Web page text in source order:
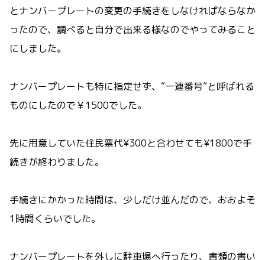
とナンバープレートの変更の手続きをしなければならなか
ったので、調べると自分で出来る様なのでやってみること
にしました。
ナンバープレートも特に指定せず、“一連番号”と呼ばれる
ものにしたので￥1500でした。
先に用意していた住民票代¥300と合わせても¥1800で手
続きが終わりました。
手続きにかかった時間は、少しだけ並んだので、おおよそ
1時間くらいでした。
ナンバープレートを外しに駐車場へ行ったり、書類の書い